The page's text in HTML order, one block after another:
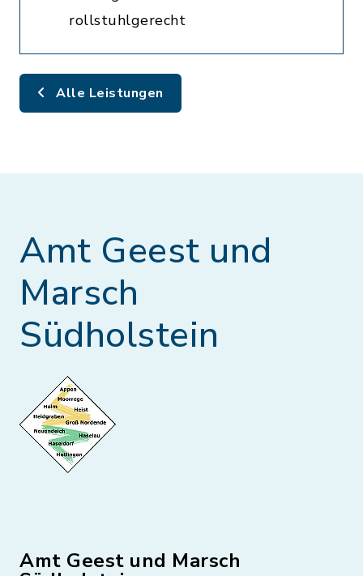
rollstuhlgerecht
Alle Leistungen
Amt Geest und
Marsch
Südholstein
Amt Geest und Marsch